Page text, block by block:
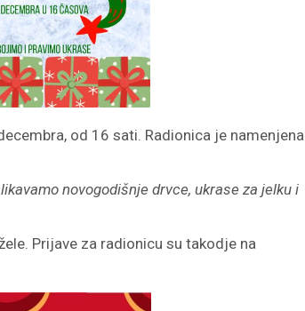
od 16 sati. Radionica je namenjena
novogodišnje drvce, ukrase za jelku i
Prijave za radionicu su takodje na